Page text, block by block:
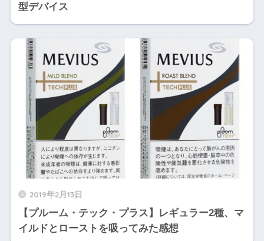
型デバイス
2019年2月13日
【プルーム・テック・プラス】レギュラー2種、マ
イルドとローストを吸ってみた感想